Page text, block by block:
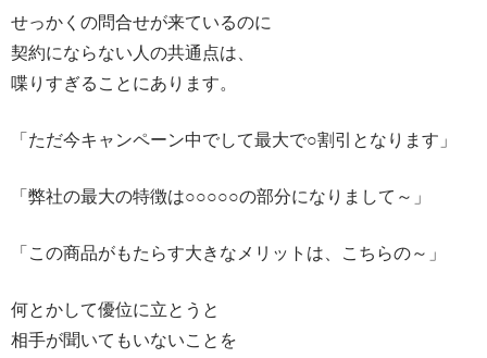
せっかくの問合せが来ているのに
契約にならない人の共通点は、
喋りすぎることにあります。
「ただ今キャンペーン中でして最大で○割引となります」
「弊社の最大の特徴は○○○○○の部分になりまして～」
「この商品がもたらす大きなメリットは、こちらの～」
何とかして優位に立とうと
相手が聞いてもいないことを